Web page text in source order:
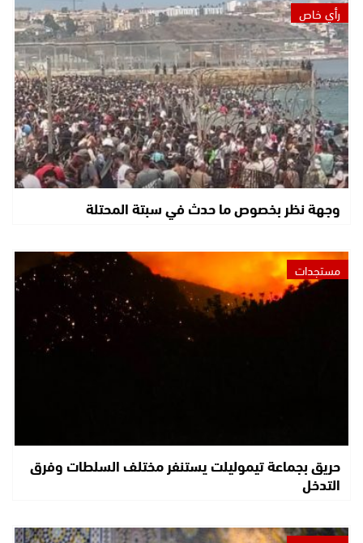
رأي خاص
وجهة نظر بخصوص ما حدث في سبتة المحتلة
مستجدات
حريق بجماعة تيموليلت يستنفر مختلف السلطات وفرق
التدخل